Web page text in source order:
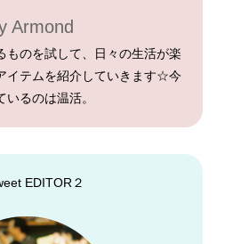
Armond
のを試して、日々の生活が楽
イテムを紹介していきます☆今
いるのは温活。
EDITOR２